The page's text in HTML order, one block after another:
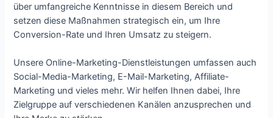
über umfangreiche Kenntnisse in diesem Bereich und
setzen diese Maßnahmen strategisch ein, um Ihre
Conversion-Rate und Ihren Umsatz zu steigern.
Unsere Online-Marketing-Dienstleistungen umfassen auch
Social-Media-Marketing, E-Mail-Marketing, Affiliate-
Marketing und vieles mehr. Wir helfen Ihnen dabei, Ihre
Zielgruppe auf verschiedenen Kanälen anzusprechen und